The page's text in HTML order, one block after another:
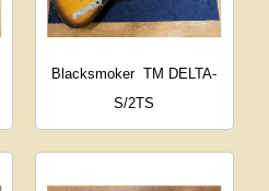
Blacksmoker TM DELTA-
S/2TS